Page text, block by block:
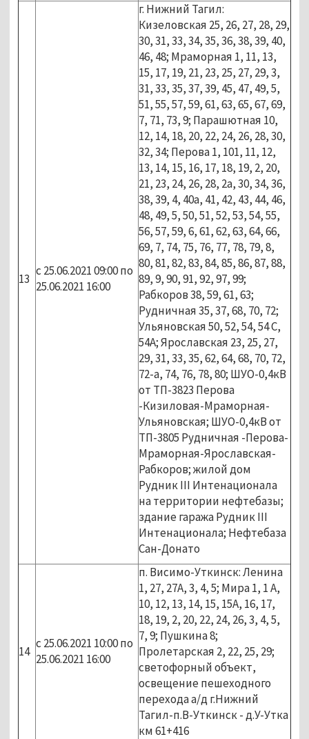
13
с 25.06.2021 09:00 по
25.06.2021 16:00
г. Нижний Тагил:
Кизеловская 25, 26, 27, 28, 29,
30, 31, 33, 34, 35, 36, 38, 39, 40,
46, 48; Мраморная 1, 11, 13,
15, 17, 19, 21, 23, 25, 27, 29, 3,
31, 33, 35, 37, 39, 45, 47, 49, 5,
51, 55, 57, 59, 61, 63, 65, 67, 69,
7, 71, 73, 9; Парашютная 10,
12, 14, 18, 20, 22, 24, 26, 28, 30,
32, 34; Перова 1, 101, 11, 12,
13, 14, 15, 16, 17, 18, 19, 2, 20,
21, 23, 24, 26, 28, 2а, 30, 34, 36,
38, 39, 4, 40а, 41, 42, 43, 44, 46,
48, 49, 5, 50, 51, 52, 53, 54, 55,
56, 57, 59, 6, 61, 62, 63, 64, 66,
69, 7, 74, 75, 76, 77, 78, 79, 8,
80, 81, 82, 83, 84, 85, 86, 87, 88,
89, 9, 90, 91, 92, 97, 99;
Рабкоров 38, 59, 61, 63;
Рудничная 35, 37, 68, 70, 72;
Ульяновская 50, 52, 54, 54 С,
54А; Ярославская 23, 25, 27,
29, 31, 33, 35, 62, 64, 68, 70, 72,
72-а, 74, 76, 78, 80; ШУО-0,4кВ
от ТП-3823 Перова
-Кизиловая-Мраморная-
Ульяновская; ШУО-0,4кВ от
ТП-3805 Рудничная -Перова-
Мраморная-Ярославская-
Рабкоров; жилой дом
Рудник III Интенационала
на территории нефтебазы;
здание гаража Рудник III
Интенационала; Нефтебаза
Сан-Донато
14
с 25.06.2021 10:00 по
25.06.2021 16:00
п. Висимо-Уткинск: Ленина
1, 27, 27А, 3, 4, 5; Мира 1, 1 А,
10, 12, 13, 14, 15, 15А, 16, 17,
18, 19, 2, 20, 22, 24, 26, 3, 4, 5,
7, 9; Пушкина 8;
Пролетарская 2, 22, 25, 29;
светофорный объект,
освещение пешеходного
перехода а/д г.Нижний
Тагил-п.В-Уткинск - д.У-Утка
км 61+416